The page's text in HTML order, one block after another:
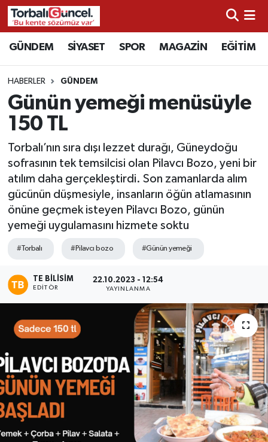
GÜNDEM SİYASET SPOR MAGAZİN EĞİTİM
HABERLER GÜNDEM
Günün yemeği menüsüyle
150 TL
Torbalı’nın sıra dışı lezzet durağı, Güneydoğu
sofrasının tek temsilcisi olan Pilavcı Bozo, yeni bir
atılım daha gerçekleştirdi. Son zamanlarda alım
gücünün düşmesiyle, insanların öğün atlamasının
önüne geçmek isteyen Pilavcı Bozo, günün
yemeği uygulamasını hizmete soktu
#Torbalı #Pilavcı bozo #Günün yemeği
TE BILISIM
EDITÖR
22.10.2023 - 12:54
YAYINLANMA
İzmir Nöbetçi Eczaneler
İzmir Hava Durumu
İzmir Namaz Vakitleri
Süper Lig Puan Durumu ve Fikstür
Tüm Manşetler
Son Dakika Haberleri